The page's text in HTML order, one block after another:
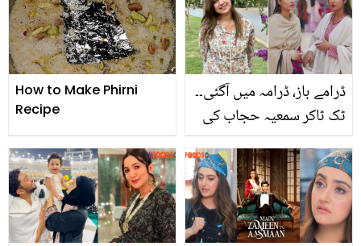
How to Make Phirni
Recipe
ڈرامے باز، ڈرامہ میں آگئی۔۔
ٹک ٹاکر سمعیہ حجاب کی
شوبز میں انٹری! صارفین
چیخ اُٹھے